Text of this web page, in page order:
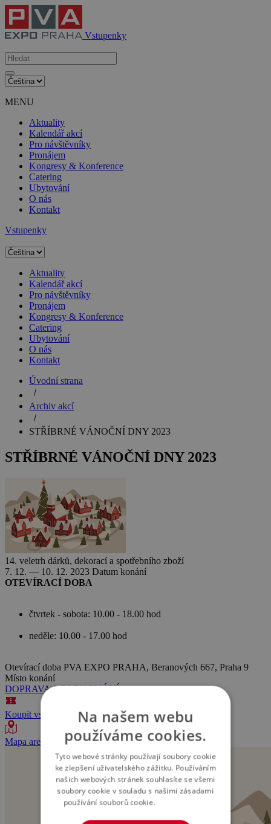
Vstupenky
MENU
Aktuality
Kalendář akcí
Pro návštěvníky
Pronájem
Kongresy & Konference
Catering
Ubytování
O nás
Kontakt
Vstupenky
Aktuality
Kalendář akcí
Pro návštěvníky
Pronájem
Kongresy & Konference
Catering
Ubytování
O nás
Kontakt
Úvodní strana
Archiv akcí
STŘÍBRNÉ VÁNOČNÍ DNY 2023
STŘÍBRNÉ VÁNOČNÍ DNY 2023
14. veletrh dárků, dekorací a spotřebního zboží
7. 12. — 10. 12. 2023 Datum konání
OTEVÍRACÍ DOBA
čtvrtek - sobota: 10.00 - 18.00 hod
neděle: 10.00 - 17.00 hod
Otevírací doba PVA EXPO PRAHA, Beranových 667, Praha 9
Místo konání
DOPRAVA A PARKOVÁNÍ
Koupit vstupenku
Mapa areálu
Na našem webu
používáme cookies.
Tyto webové stránky používají soubory cookie
ke zlepšení uživatelského zážitku. Používáním
našich webových stránek souhlasíte se všemi
soubory cookie v souladu s našimi zásadami
používání souborů cookie.